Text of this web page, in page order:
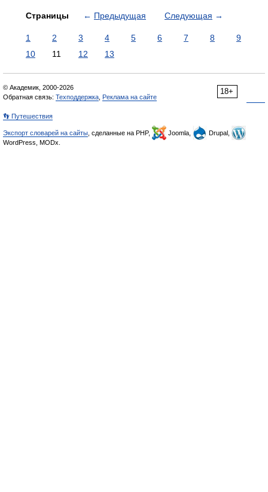
Страницы ← Предыдущая Следующая →
1 2 3 4 5 6 7 8
9
10
11 12 13
18+
© Академик, 2000-2026
Обратная связь: Техподдержка Реклама на сайте
👣 Путешествия
Экспорт словарей на сайты , сделанные на PHP, Joomla,
Drupal,
WordPress, MODx.